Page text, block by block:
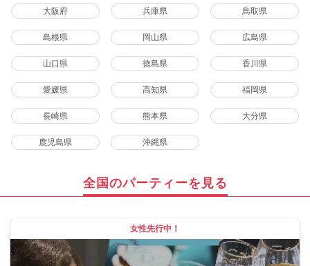
大阪府 兵庫県 鳥取県
島根県 岡山県 広島県
山口県 徳島県 香川県
愛媛県 高知県 福岡県
長崎県 熊本県 大分県
鹿児島県 沖縄県
全国のパーティーを見る
女性先行中！